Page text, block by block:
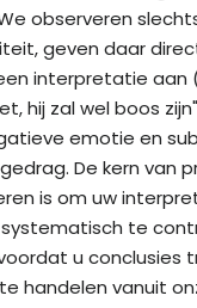
observeren
geven daar
interpretatie aan
hij zal wel boos
emotie en
De kern van
is om uw
te
u conclusies
handelen vanuit